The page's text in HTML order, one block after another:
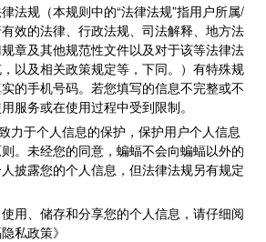
法规（本规则中的“法律法规”指用户所属/
效的法律、行政法规、司法解释、地方法
章及其他规范性文件以及对于该等法律法
以及相关政策规定等，下同。）有特殊规
的手机号码。若您填写的信息不完整或不
服务或在使用过程中受到限制。
力于个人信息的保护，保护用户个人信息
。未经您的同意，蝙蝠不会向蝙蝠以外的
披露您的个人信息，但法律法规另有规定
用、储存和分享您的个人信息，请仔细阅
私政策》